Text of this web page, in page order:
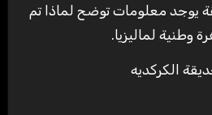
يوجد معلومات توضح لماذا تم
وطنية لماليزيا.